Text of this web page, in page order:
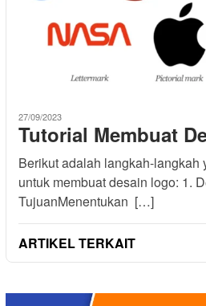
27/09/2023
Tutorial Membuat
Berikut adalah langkah-langkah
untuk membuat desain logo: 1.
TujuanMenentukan […]
ARTIKEL TERKAIT